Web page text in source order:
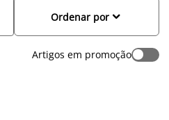

Ordenar por
Artigos em promoção